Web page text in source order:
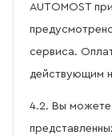
AUTOMOST
сервиса.
действующим
4.2. Вы можете